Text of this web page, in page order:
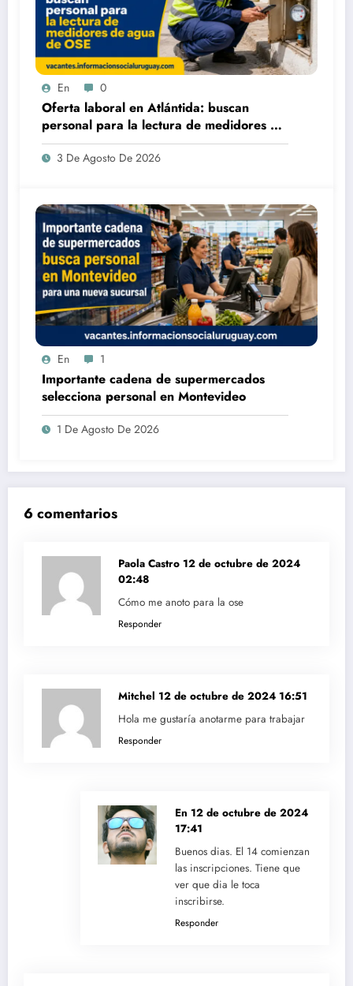
En 0
Oferta laboral en Atlántida: buscan
personal para la lectura de medidores de
agua de OSE
3 De Agosto De 2026
En 1
Importante cadena de supermercados
selecciona personal en Montevideo
1 De Agosto De 2026
6 comentarios
Paola Castro 12 de octubre de 2024
02:48
Cómo me anoto para la ose
Responder
Mitchel 12 de octubre de 2024 16:51
Hola me gustaría anotarme para trabajar
Responder
En 12 de octubre de 2024
17:41
Buenos dias. El 14 comienzan
las inscripciones. Tiene que
ver que dia le toca
inscribirse.
Responder